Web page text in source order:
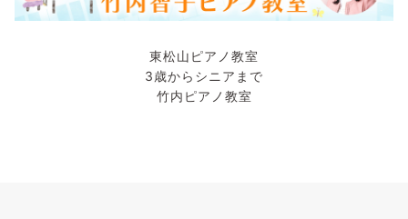
東松山ピアノ教室
3歳からシニアまで
竹内ピアノ教室